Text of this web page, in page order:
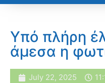
Υπό πλήρη
άμεσα η
July 22, 2025